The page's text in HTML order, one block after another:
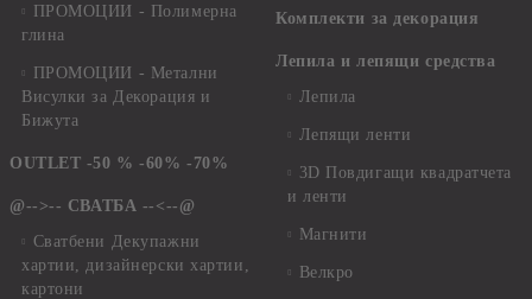
ПРОМОЦИИ - Полимерна
глина
ПРОМОЦИИ - Метални
Висулки за Декорация и
Бижута
OUTLET -50 % -60% -70%
@-->-- СВАТБА --<--@
Сватбени Декупажни
хартии, дизайнерски хартии,
картони
Комплекти за декорация
Лепила и лепящи средства
Лепила
Лепящи ленти
3D Повдигащи квадратчета
и ленти
Магнити
Велкро